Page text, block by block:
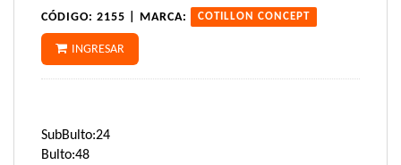
CÓDIGO: 2155 | MARCA: COTILLON CONCEPT
INGRESAR
SubBulto:24
Bulto:48